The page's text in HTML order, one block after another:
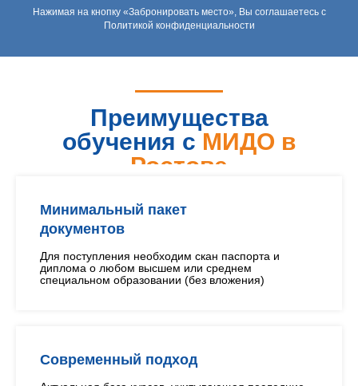
Нажимая на кнопку «Забронировать место», Вы соглашаетесь с
Политикой конфиденциальности
Преимущества
обучения с МИДО в
Ростове
Минимальный пакет
документов
Для поступления необходим скан паспорта и
диплома о любом высшем или среднем
специальном образовании (без вложения)
Современный подход